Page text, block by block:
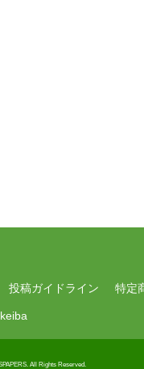
投稿ガイドライン 特定
All Rights Reserved.